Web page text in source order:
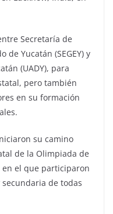
Secretaría de
de Yucatán (SEGEY) y
(UADY), para
pero también
en su formación
su camino
de la Olimpiada de
en el que participaron
de todas